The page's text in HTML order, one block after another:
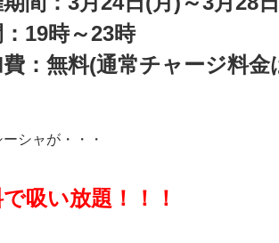
：19時～23時
：無料(通常チャージ料金
シャが・・・
吸い放題！！！